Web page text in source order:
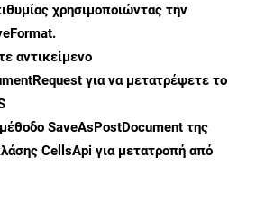
χρησιμοποιώντας την
.
αντικείμενο
για να μετατρέψετε το
SaveAsPostDocument της
CellsApi για μετατροπή από